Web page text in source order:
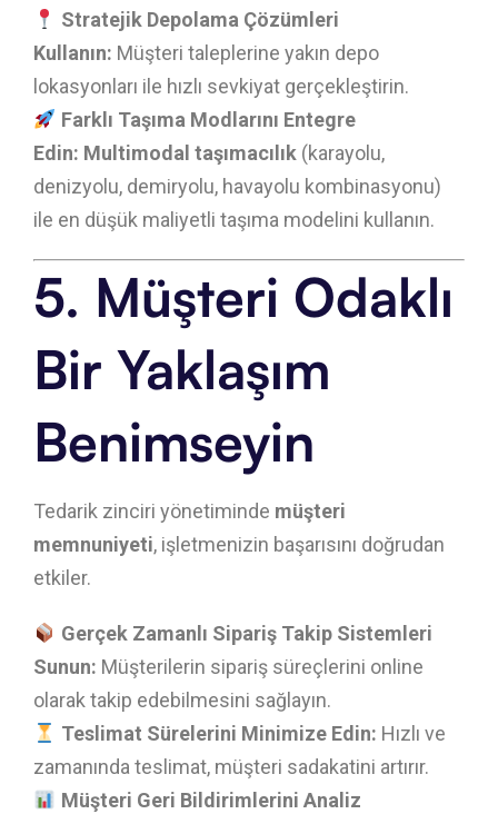
Stratejik Depolama Çözümleri
Kullanın: Müşteri taleplerine yakın depo
lokasyonları ile hızlı sevkiyat gerçekleştirin.
Farklı Taşıma Modlarını Entegre
Edin: Multimodal taşımacılık (karayolu,
denizyolu, demiryolu, havayolu kombinasyonu)
ile en düşük maliyetli taşıma modelini kullanın.
5. Müşteri Odaklı
Bir Yaklaşım
Benimseyin
Tedarik zinciri yönetiminde müşteri
memnuniyeti, işletmenizin başarısını doğrudan
etkiler.
Gerçek Zamanlı Sipariş Takip Sistemleri
Sunun: Müşterilerin sipariş süreçlerini online
olarak takip edebilmesini sağlayın.
Teslimat Sürelerini Minimize Edin: Hızlı ve
zamanında teslimat, müşteri sadakatini artırır.
Müşteri Geri Bildirimlerini Analiz